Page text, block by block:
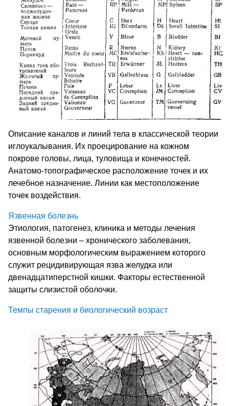
Описание каналов и линий тела в классической теории
иглоукалывания. Их проецирование на кожном
покрове головы, лица, туловища и конечностей.
Анатомо-топографическое расположение точек и их
лечебное назначение. Линии как местоположение
точек воздействия.
Язвенная болезнь
Этиология, патогенез, клиника и методы лечения
язвенной болезни – хронического заболевания,
основным морфологическим выражением которого
служит рецидивирующая язва желудка или
двенадцатиперстной кишки. Факторы естественной
защиты слизистой оболочки.
Темпы старения и биологический возраст